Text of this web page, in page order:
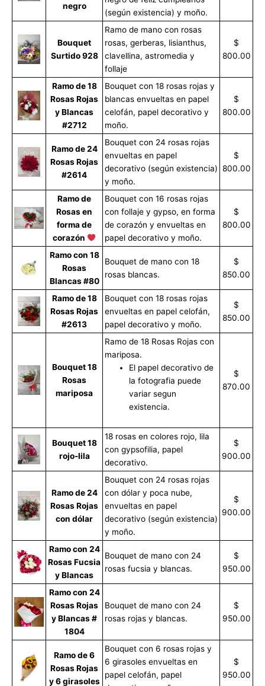
negro
(según existencia) y moño.
Bouquet
Surtido 928
Ramo de mano con rosas
rosas, gerberas, lisianthus,
clavellina, astromedia y
follaje
$
800.00
Ramo de 18
Rosas Rojas
y Blancas
#2712
Bouquet con 18 rosas rojas y
blancas envueltas en papel
celofán, papel decorativo y
moño.
$
800.00
Ramo de 24
Rosas Rojas
#2614
Bouquet con 24 rosas rojas
envueltas en papel
decorativo (según existencia)
y moño.
$
800.00
Ramo de
Rosas en
forma de
corazón
Bouquet con 16 rosas rojas
con follaje y gypso, en forma
de corazón y envueltas en
papel decorativo y moño.
$
800.00
Ramo con 18
Rosas
Blancas #80
Bouquet de mano con 18
rosas blancas.
$
850.00
Ramo de 18
Rosas Rojas
#2613
Bouquet con 18 rosas rojas
envueltas en papel celofán,
papel decorativo y moño.
$
850.00
Bouquet 18
Rosas
mariposa
Ramo de 18 Rosas Rojas con
mariposa.
El papel decorativo de
la fotografia puede
variar segun
existencia.
$
870.00
Bouquet 18
rojo-lila
18 rosas en colores rojo, lila
con gypsofilia, papel
decorativo.
$
900.00
Ramo de 24
Rosas Rojas
con dólar
Bouquet con 24 rosas rojas
con dólar y poca nube,
envueltas en papel
decorativo (según existencia)
y moño.
$
900.00
Ramo con 24
Rosas Fucsia
y Blancas
Bouquet de mano con 24
rosas fucsia y blancas.
$
950.00
Ramo con 24
Rosas Rojas
y Blancas #
1804
Bouquet de mano con 24
rosas rojas y blancas.
$
950.00
Ramo de 6
Rosas Rojas
y 6 girasoles
Bouquet con 6 rosas rojas y
6 girasoles envueltas en
papel celofán, papel
$
950.00